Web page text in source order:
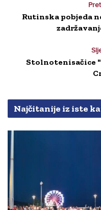
Rutinska pobjeda
Stolnotenisačice
Najčitanije iz iste